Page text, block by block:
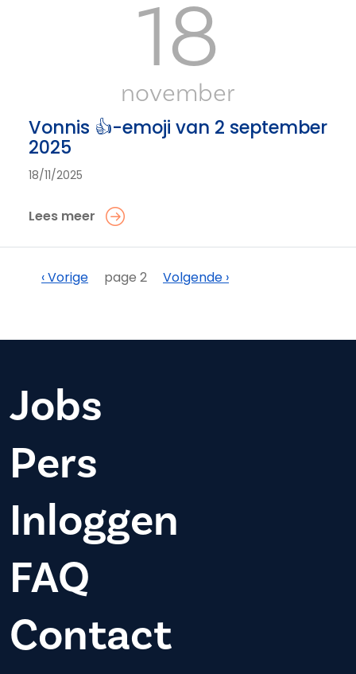
18
november
Vonnis 👍-emoji van 2 september
2025
18/11/2025
Lees meer
Paginering
Vorige
‹ Vorige page 2 Volgende
Volgende ›
Jobs
Pers
Inloggen
FAQ
Contact